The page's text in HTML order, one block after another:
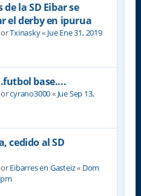
la SD Eibar se
el derby en ipurua
Txinasky« Jue Ene 31, 2019
base....
cyrano3000« Jue Sep 13,
cedido al SD
Eibarres en Gasteiz« Dom